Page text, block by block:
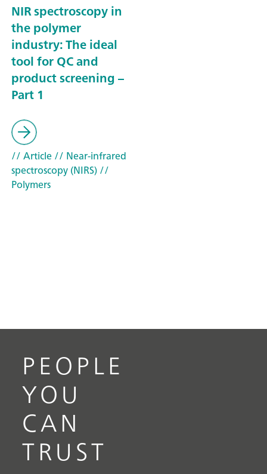
NIR spectroscopy in
the polymer
industry: The ideal
tool for QC and
product screening –
Part 1
// Article// Near-infrared
spectroscopy (NIRS)//
Polymers
PEOPLE
YOU
CAN
TRUST